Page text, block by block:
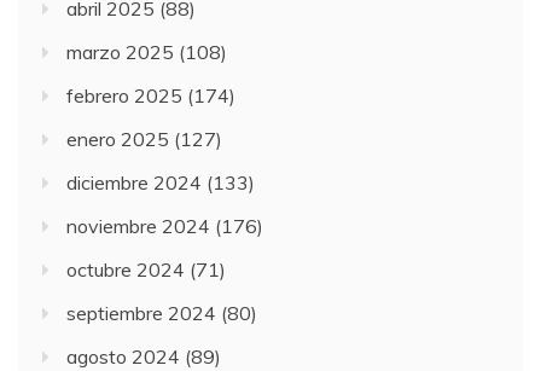
abril 2025 (88)
marzo 2025 (108)
febrero 2025 (174)
enero 2025 (127)
diciembre 2024 (133)
noviembre 2024 (176)
octubre 2024 (71)
septiembre 2024 (80)
agosto 2024 (89)